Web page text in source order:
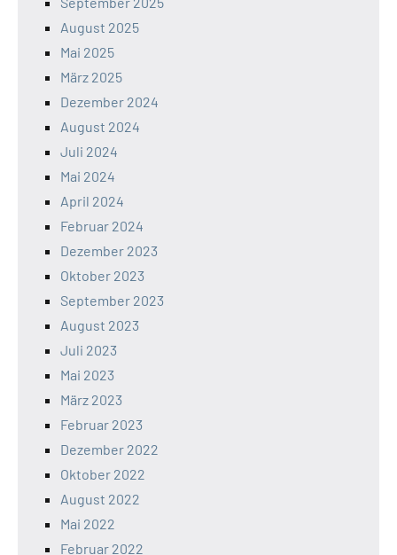
August 2025
Mai 2025
März 2025
Dezember 2024
August 2024
Juli 2024
Mai 2024
April 2024
Februar 2024
Dezember 2023
Oktober 2023
September 2023
August 2023
Juli 2023
Mai 2023
März 2023
Februar 2023
Dezember 2022
Oktober 2022
August 2022
Mai 2022
Februar 2022